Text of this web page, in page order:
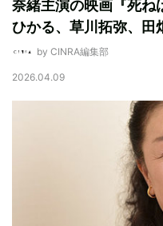
奈緒主演の映画『死ね
ひかる、草川拓弥、田
by CINRA編集部
2026.04.09